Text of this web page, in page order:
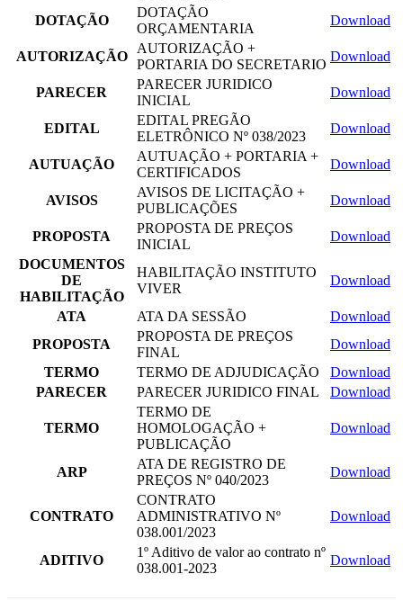
DOTAÇÃO
DOTAÇÃO
ORÇAMENTARIA
Download
AUTORIZAÇÃO
AUTORIZAÇÃO +
PORTARIA DO SECRETARIO
Download
PARECER
PARECER JURIDICO
INICIAL
Download
EDITAL
EDITAL PREGÃO
ELETRÔNICO Nº 038/2023
Download
AUTUAÇÃO
AUTUAÇÃO + PORTARIA +
CERTIFICADOS
Download
AVISOS
AVISOS DE LICITAÇÃO +
PUBLICAÇÕES
Download
PROPOSTA
PROPOSTA DE PREÇOS
INICIAL
Download
DOCUMENTOS
DE
HABILITAÇÃO
HABILITAÇÃO INSTITUTO
VIVER
Download
ATA ATA DA SESSÃO
Download
PROPOSTA
PROPOSTA DE PREÇOS
FINAL
Download
TERMO
TERMO DE ADJUDICAÇÃO
Download
PARECER
PARECER JURIDICO FINAL Download
TERMO
TERMO DE
HOMOLOGAÇÃO +
PUBLICAÇÃO
Download
ARP
ATA DE REGISTRO DE
PREÇOS Nº 040/2023
Download
CONTRATO
CONTRATO
ADMINISTRATIVO Nº
038.001/2023
Download
ADITIVO
1º Aditivo de valor ao contrato nº
038.001-2023
Download